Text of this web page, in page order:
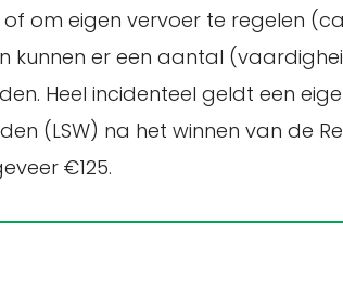
om eigen vervoer te regelen
er een aantal
Heel incidenteel geldt een
(LSW) na het winnen van de
€125.